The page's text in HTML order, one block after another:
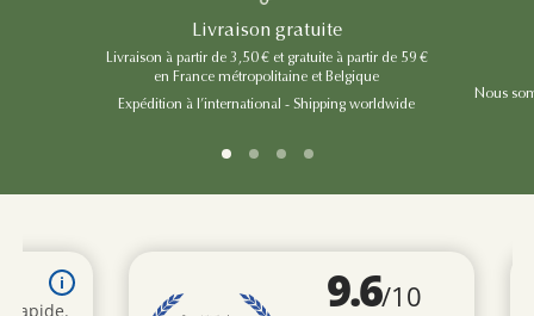
Livraison gratuite
Livraison à partir de 3,50 € et gratuite à partir de 59 €
en France métropolitaine et Belgique
Expédition à l’international - Shipping worldwide
Nous